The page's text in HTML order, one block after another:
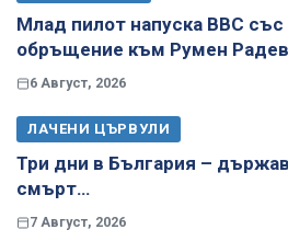
Млад пилот напуска ВВС със
обръщение към Румен
6 Август, 2026
ЛАЧЕНИ ЦЪРВУЛИ
Три дни в България –
смърт…
7 Август, 2026